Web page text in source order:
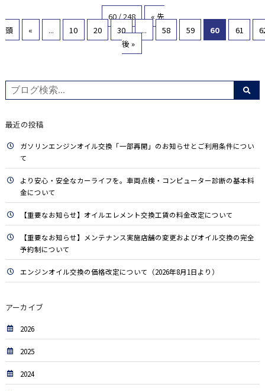
60 / 248
« 先
頭
« ... 10 20 30 ... 58 59 60 61
後 »
最近の投稿
ガソリンエンジンオイル交換「一部再開」のお知らせとご利用条件につい
て
より安心・安全なカーライフを。車両点検・コンピューター診断の基本料
金について
【重要なお知らせ】オイルエレメント交換工賃の料金改定について
【重要なお知らせ】メンテナンス実施店舗の変更およびオイル交換の完全
予約制について
エンジンオイル交換の価格改定について（2026年8月1日より）
アーカイブ
2026
2025
2024